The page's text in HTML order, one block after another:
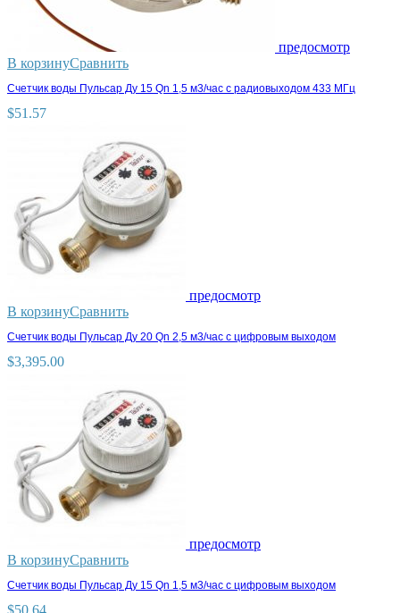
предосмотр
В корзинуСравнить
Счетчик воды Пульсар Ду 15 Qn 1,5 м3/час с радиовыходом 433 МГц
$51.57
предосмотр
В корзинуСравнить
Счетчик воды Пульсар Ду 20 Qn 2,5 м3/час c цифровым выходом
$3,395.00
предосмотр
В корзинуСравнить
Счетчик воды Пульсар Ду 15 Qn 1,5 м3/час с цифровым выходом
$50.64